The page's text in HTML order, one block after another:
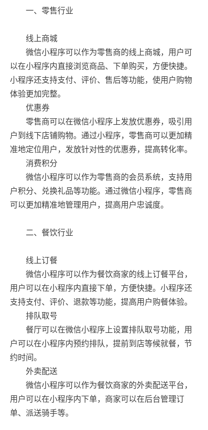
一、零售行业
线上商城
微信小程序可以作为零售商的线上商城，用户可
以在小程序内直接浏览商品、下单购买，方便快捷。
小程序还支持支付、评价、售后等功能，使用户购物
体验更加完整。
优惠券
零售商可以在微信小程序上发放优惠券，吸引用
户到线下店铺购物。通过小程序，零售商可以更加精
准地定位用户，发放针对性的优惠券，提高转化率。
消费积分
微信小程序可以作为零售商的会员系统，支持用
户积分、兑换礼品等功能。通过微信小程序，零售商
可以更加精准地管理用户，提高用户忠诚度。
二、餐饮行业
线上订餐
微信小程序可以作为餐饮商家的线上订餐平台，
用户可以在小程序内直接下单，方便快捷。小程序还
支持支付、评价、退款等功能，提高用户购餐体验。
排队取号
餐厅可以在微信小程序上设置排队取号功能，用
户可以在小程序内预约排队，提前到店等候就餐，节
约时间。
外卖配送
微信小程序可以作为餐饮商家的外卖配送平台，
用户可以在小程序内下单，商家可以在后台管理订
单、派送骑手等。